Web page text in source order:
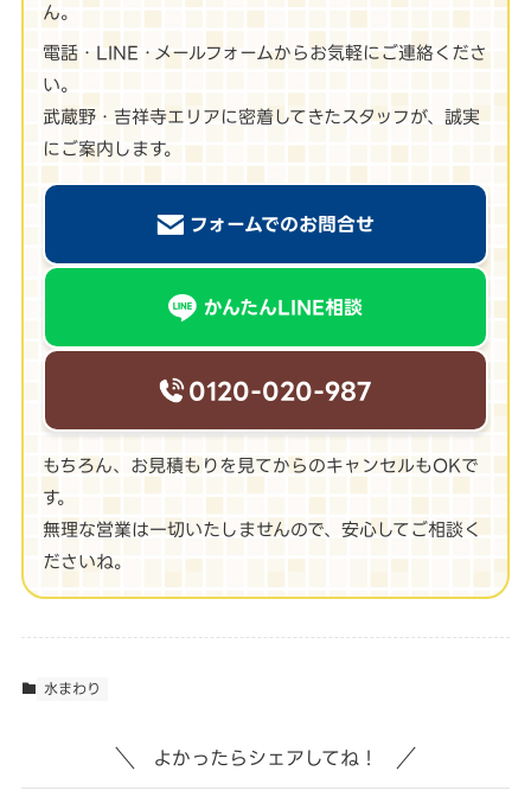
ん。
電話・LINE・メールフォームからお気軽にご連絡くださ
い。
武蔵野・吉祥寺エリアに密着してきたスタッフが、誠実
にご案内します。
フォームでのお問合せ
かんたんLINE相談
0120-020-987
もちろん、お見積もりを見てからのキャンセルもOKで
す。
無理な営業は一切いたしませんので、安心してご相談く
ださいね。
水まわり
よかったらシェアしてね！